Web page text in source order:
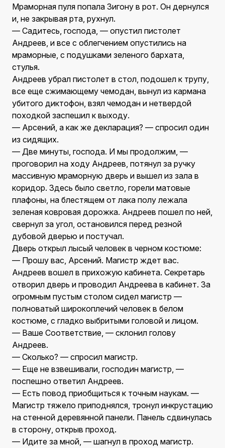
Мраморная пуля попала Зигону в рот. Он дернулся
и, не закрывая рта, рухнул.
— Садитесь, господа, — опустил пистолет
Андреев, и все с облегчением опустились на
мраморные, с подушками зеленого бархата,
стулья.
Андреев убрал пистолет в стол, подошел к трупу,
все еще сжимающему чемодан, вынул из кармана
убитого диктофон, взял чемодан и нетвердой
походкой заспешил к выходу.
— Арсений, а как же декларация? — спросил один
из сидящих.
— Две минуты, господа. И мы продолжим, —
проговорил на ходу Андреев, потянул за ручку
массивную мраморную дверь и вышел из зала в
коридор. Здесь было светло, горели матовые
плафоны, на блестящем от лака полу лежала
зеленая ковровая дорожка. Андреев пошел по ней,
свернул за угол, остановился перед резной
дубовой дверью и постучал.
Дверь открыл лысый человек в черном костюме:
— Прошу вас, Арсений. Магистр ждет вас.
Андреев вошел в прихожую кабинета. Секретарь
отворил дверь и проводил Андреева в кабинет. За
огромным пустым столом сидел магистр —
полноватый широкоплечий человек в белом
костюме, с гладко выбритыми головой и лицом.
— Ваше Соответствие, — склонил голову
Андреев.
— Сколько? — спросил магистр.
— Еще не взвешивали, господин магистр, —
поспешно ответил Андреев.
— Есть повод приобщиться к точным наукам. —
Магистр тяжело приподнялся, тронул инкрустацию
на стенной деревянной панели. Панель сдвинулась
в сторону, открыв проход.
— Идите за мной, — шагнул в проход магистр.